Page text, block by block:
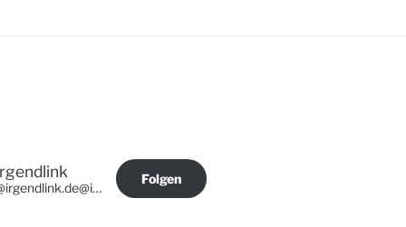
@irgendlink.de@irgendlink.de
Folgen